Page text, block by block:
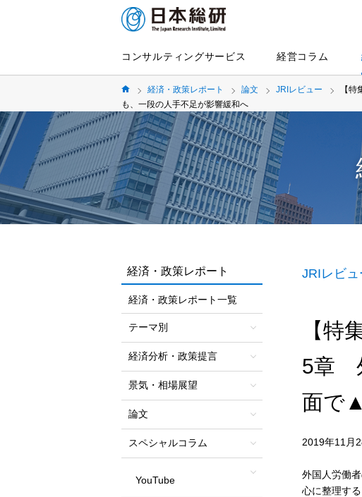
コンサルティングサービス 経営コラム
経済・政策レポート 論文 JRIレビュー
【
も、一段の人手不足が影響緩和へ
JRIレビ
【特
5章
面で
2019年11月
外国人労働
心に整理す
経済・政策レポート
経済・政策レポート一覧
テーマ別
経済分析・政策提言
景気・相場展望
論文
スペシャルコラム
YouTube